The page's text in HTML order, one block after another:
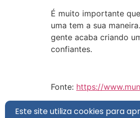
É muito importante
uma tem a sua
gente acaba criando
confiantes.
Fonte: https://
Este site utiliza cookies para